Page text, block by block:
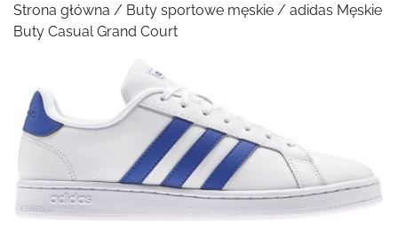
Strona główna / Buty sportowe męskie / adidas Męskie
Buty Casual Grand Court